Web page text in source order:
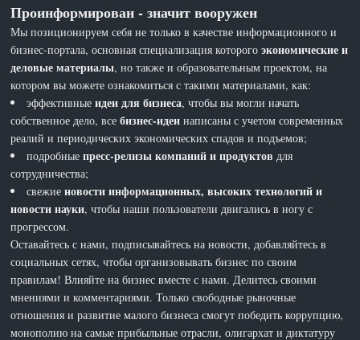
Проинформирован - значит вооружен
Мы позиционируем себя не только в качестве информационного и
бизнес-портала, основная специализация которогоэкономические и
деловые материалы, но также и образовательным проектом, на
котором вы можете ознакомиться с такими материалами, как:
эффективныеидеи для бизнеса, чтобы вы могли начать
собственное дело, всебизнес-идеи написаны с учетом современных
реалий и периодических экономических спадов и подъемов;
подробныепресс-релизы компаний и продуктов для
сотрудничества;
свежиеновости информационных, высоких технологий и
новости науки, чтобы наши пользователи двигались в ногу с
прогрессом.
Оставайтесь с нами, подписывайтесь на новости, добавляйтесь в
социальных сетях, чтобы организовывать бизнес по своим
правилам! Влияйте на бизнес вместе с нами. Делитесь своими
мнениями и комментариями. Только свободные рыночные
отношения и развитие малого бизнеса смогут победить коррупцию,
монополию на самые прибыльные отрасли, олигархат и диктатуру